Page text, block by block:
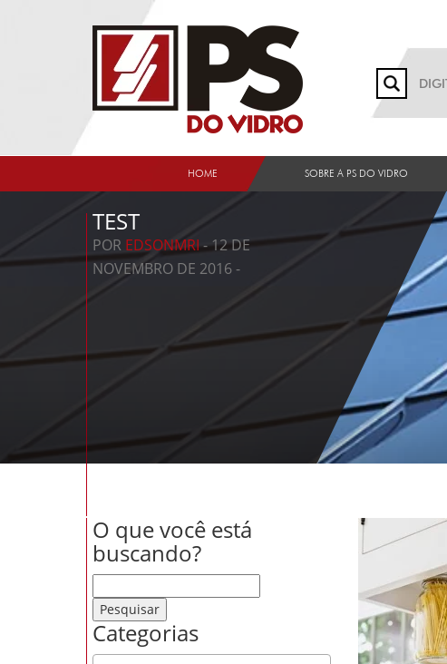
HOME SOBRE A PS DO VIDRO
TEST
POR EDSONMRI- 12 DE
NOVEMBRO DE 2016 -
O que você está
buscando?
Categorias